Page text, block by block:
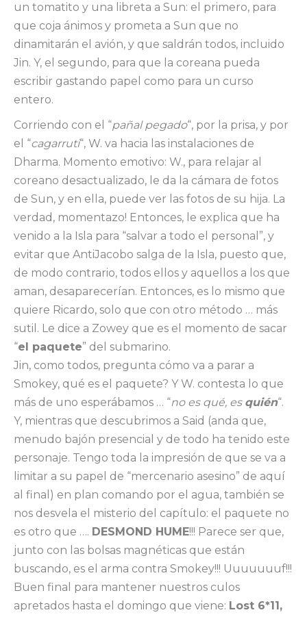
un tomatito y una libreta a Sun: el primero, para
que coja ánimos y prometa a Sun que no
dinamitarán el avión, y que saldrán todos, incluido
Jin. Y, el segundo, para que la coreana pueda
escribir gastando papel como para un curso
entero.
Corriendo con el “pañal pegado“, por la prisa, y por
el “cagarruti“, W. va hacia las instalaciones de
Dharma. Momento emotivo: W., para relajar al
coreano desactualizado, le da la cámara de fotos
de Sun, y en ella, puede ver las fotos de su hija. La
verdad, momentazo! Entonces, le explica que ha
venido a la Isla para “salvar a todo el personal”, y
evitar que AntiJacobo salga de la Isla, puesto que,
de modo contrario, todos ellos y aquellos a los que
aman, desaparecerían. Entonces, es lo mismo que
quiere Ricardo, solo que con otro método … más
sutil. Le dice a Zowey que es el momento de sacar
“el paquete” del submarino.
Jin, como todos, pregunta cómo va a parar a
Smokey, qué es el paquete? Y W. contesta lo que
más de uno esperábamos … “no es qué, es quién“.
Y, mientras que descubrimos a Said (anda que,
menudo bajón presencial y de todo ha tenido este
personaje. Tengo toda la impresión de que se va a
limitar a su papel de “mercenario asesino” de aquí
al final) en plan comando por el agua, también se
nos desvela el misterio del capítulo: el paquete no
es otro que …. DESMOND HUME!!! Parece ser que,
junto con las bolsas magnéticas que están
buscando, es el arma contra Smokey!!! Uuuuuuuf!!!
Buen final para mantener nuestros culos
apretados hasta el domingo que viene: Lost 6*11,